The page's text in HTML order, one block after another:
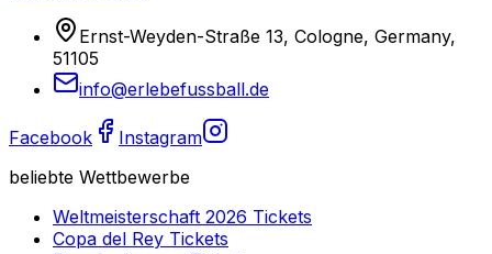
Ernst-Weyden-Straße 13, Cologne, Germany,
51105
info@erlebefussball.de
Facebook
Instagram
beliebte Wettbewerbe
Weltmeisterschaft 2026 Tickets
Copa del Rey Tickets